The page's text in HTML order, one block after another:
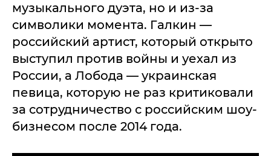
музыкального дуэта, но и из-за
символики момента. Галкин —
российский артист, который открыто
выступил против войны и уехал из
России, а Лобода — украинская
певица, которую не раз критиковали
за сотрудничество с российским шоу-
бизнесом после 2014 года.